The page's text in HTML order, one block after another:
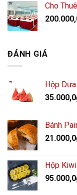
Cho
ĐÁNH GIÁ
Hộp
35.000,0
Bánh
21.000,0
Hộp
95.000,0